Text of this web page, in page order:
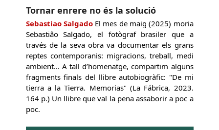
Tornar enrere no és la solució
Sebastiao SalgadoEl mes de maig (2025) moria
Sebastiâo Salgado, el fotògraf brasiler que a
través de la seva obra va documentar els grans
reptes contemporanis: migracions, treball, medi
ambient... A tall d’homenatge, compartim alguns
fragments finals del llibre autobiogràfic: "De mi
tierra a la Tierra. Memorias" (La Fábrica, 2023.
164 p.) Un llibre que val la pena assaborir a poc a
poc.